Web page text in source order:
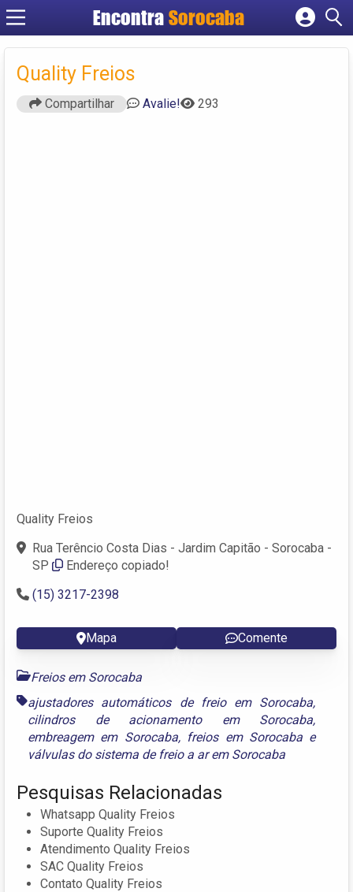
EncontraSorocaba
Cadastrar empresa
Quality Freios
Compartilhar Avalie! 293
Quality Freios
Rua Terêncio Costa Dias - Jardim Capitão - Sorocaba -
SP
Endereço copiado!
(15) 3217-2398
Mapa Comente
Freios em Sorocaba
ajustadores automáticos de freio em Sorocaba,
cilindros de acionamento em Sorocaba,
embreagem em Sorocaba, freios em Sorocaba e
válvulas do sistema de freio a ar em Sorocaba
Pesquisas Relacionadas
Whatsapp Quality Freios
Suporte Quality Freios
Atendimento Quality Freios
SAC Quality Freios
Contato Quality Freios